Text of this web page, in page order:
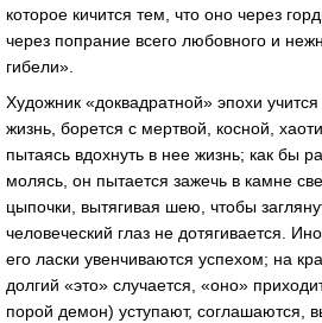
которое кичится тем, что оно через
через попрание всего любовного и
гибели».
Художник «доквадратной» эпохи
жизнь, борется с мертвой, косной,
пытаясь вдохнуть в нее жизнь; как бы
молясь, он пытается зажечь в камне
цыпочки, вытягивая шею, чтобы
человеческий глаз не дотягивается.
его ласки увенчиваются успехом; на
долгий «это» случается, «оно»
порой демон) уступают, соглашаются,